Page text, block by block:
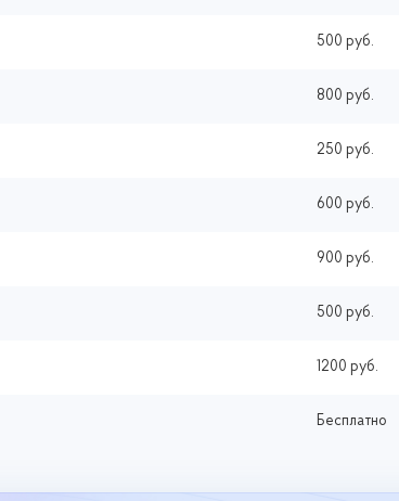
500 руб.
800 руб.
250 руб.
600 руб.
900 руб.
500 руб.
1200 руб.
Бесплатно